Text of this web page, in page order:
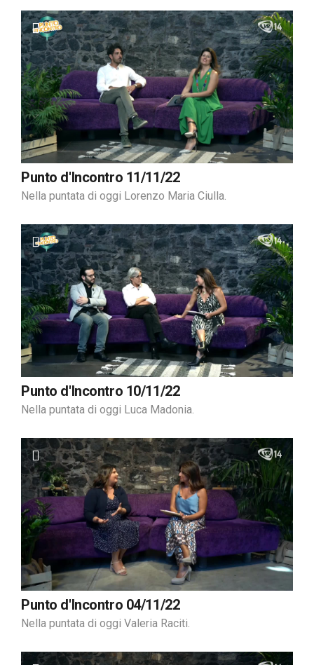
Punto d'Incontro 11/11/22
Nella puntata di oggi Lorenzo Maria Ciulla.
Punto d'Incontro 10/11/22
Nella puntata di oggi Luca Madonia.
Punto d'Incontro 04/11/22
Nella puntata di oggi Valeria Raciti.